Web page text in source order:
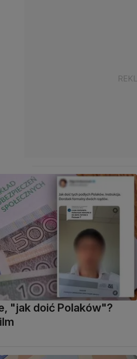
"jak doić Polaków"?